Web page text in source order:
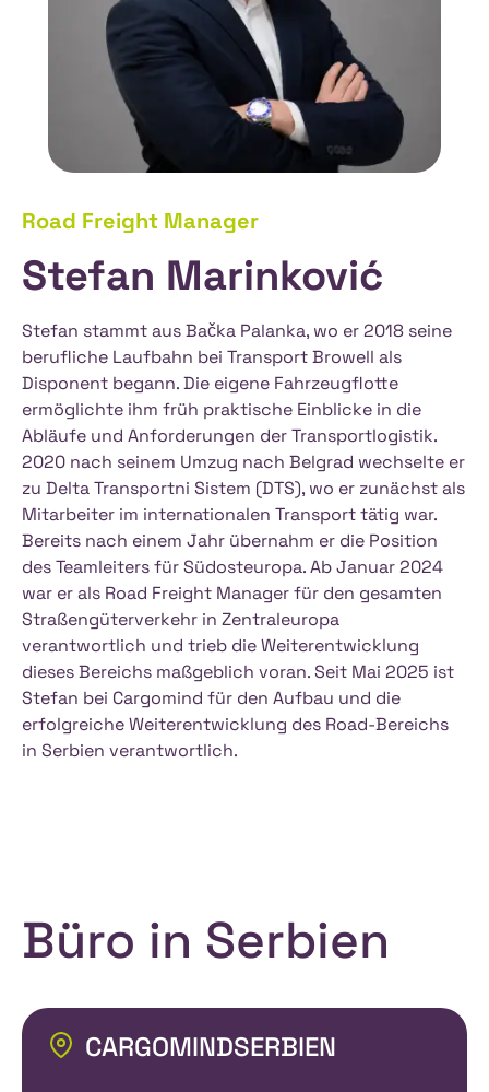
Road Freight Manager
Stefan Marinković
Stefan stammt aus Bačka Palanka, wo er 2018 seine
berufliche Laufbahn bei Transport Browell als
Disponent begann. Die eigene Fahrzeugflotte
ermöglichte ihm früh praktische Einblicke in die
Abläufe und Anforderungen der Transportlogistik.
2020 nach seinem Umzug nach Belgrad wechselte er
zu Delta Transportni Sistem (DTS), wo er zunächst als
Mitarbeiter im internationalen Transport tätig war.
Bereits nach einem Jahr übernahm er die Position
des Teamleiters für Südosteuropa. Ab Januar 2024
war er als Road Freight Manager für den gesamten
Straßengüterverkehr in Zentraleuropa
verantwortlich und trieb die Weiterentwicklung
dieses Bereichs maßgeblich voran. Seit Mai 2025 ist
Stefan bei Cargomind für den Aufbau und die
erfolgreiche Weiterentwicklung des Road-Bereichs
in Serbien verantwortlich.
Büro in Serbien
CARGOMINDSERBIEN